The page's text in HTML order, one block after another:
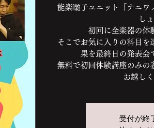
能楽囃子ユニット「ナニワ
し
初回に全楽器の体
そこでお気に入りの科目を
果を最終日の発表会
無料で初回体験講座のみの
お越し
受付が終